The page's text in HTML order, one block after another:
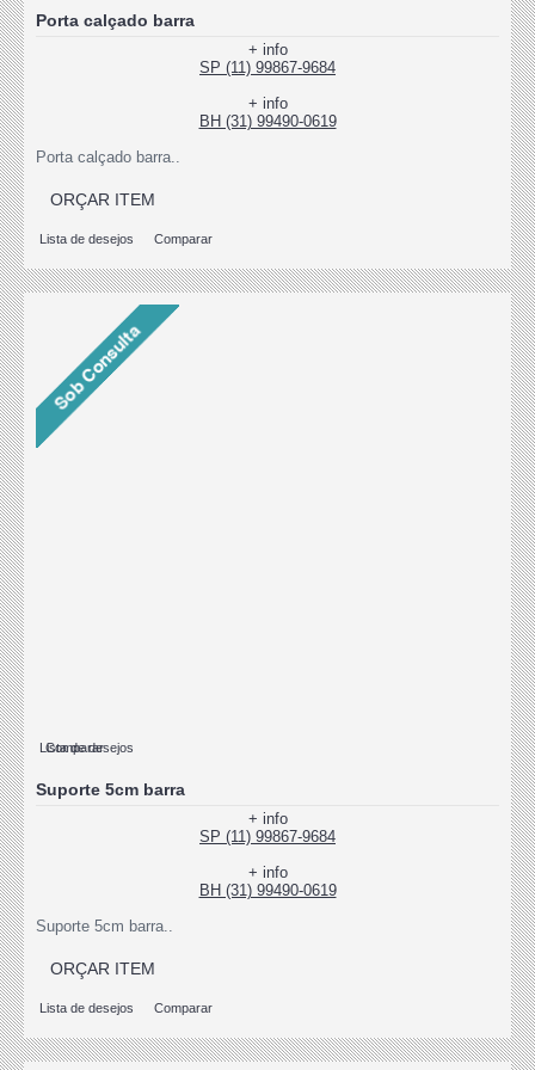
Porta calçado barra
+ info
SP (11) 99867-9684
+ info
BH (31) 99490-0619
Porta calçado barra..
ORÇAR ITEM
Lista de desejos Comparar
Lista de desejos
Comparar
Suporte 5cm barra
+ info
SP (11) 99867-9684
+ info
BH (31) 99490-0619
Suporte 5cm barra..
ORÇAR ITEM
Lista de desejos Comparar